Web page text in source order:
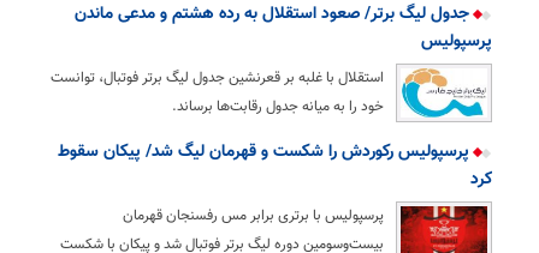
جدول لیگ برتر/ صعود استقلال به رده هشتم و مدعی ماندن
پرسپولیس
استقلال با غلبه بر قعرنشین جدول لیگ برتر فوتبال، توانست
خود را به میانه جدول رقابت‌ها برساند.
پرسپولیس رکوردش را شکست و قهرمان لیگ شد/ پیکان سقوط
کرد
پرسپولیس با برتری برابر مس رفسنجان قهرمان
بیست‌وسومین دوره لیگ برتر فوتبال شد و پیکان با شکست